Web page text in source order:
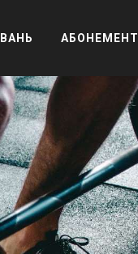
АБОНЕМЕНТ